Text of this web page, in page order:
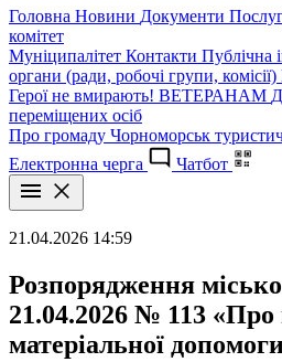
Головна Новини Документи
комітет
Муніципалітет Контакти Публічна
органи (ради, робочі групи, комісії)
Герої не вмирають! ВЕТЕРАНАМ
переміщених осіб
Про громаду Чорноморськ
Електронна черга
Чатбот
21.04.2026 14:59
Розпорядження
21.04.2026 № 113 «Про
матеріальної